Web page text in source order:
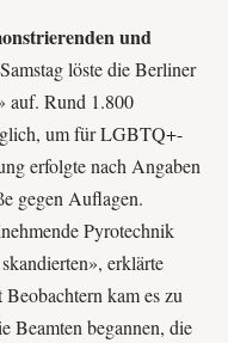
und
löste die Berliner
auf. Rund 1.800
um fürLGBTQ+-
erfolgte nach Angaben
gegen Auflagen.
Pyrotechnik
erklärte
Beobachtern kam es zu
Beamten begannen, die